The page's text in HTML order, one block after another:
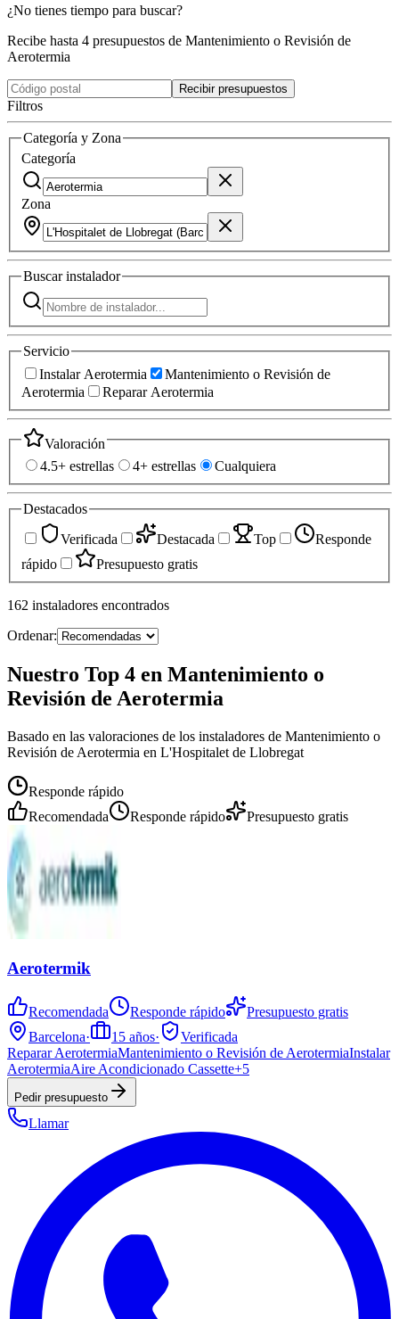
¿No tienes tiempo para buscar?
Recibe hasta 4 presupuestos de Mantenimiento o Revisión de
Aerotermia
Recibir presupuestos
Filtros
Categoría y Zona
Categoría
Zona
Buscarinstalador
Servicio
Instalar Aerotermia
Mantenimiento o Revisión de
Aerotermia
Reparar Aerotermia
Valoración
4.5+ estrellas
4+ estrellas Cualquiera
Destacados
Verificada
Destacada Top
Responde
rápido
Presupuesto gratis
162 instaladores encontrados
Ordenar:
Nuestro Top 4 en Mantenimiento o
Revisión de Aerotermia
Basado en las valoraciones de los instaladores de Mantenimiento o
Revisión de Aerotermia en L'Hospitalet de Llobregat
Responde rápido
Recomendada
Responde rápido Presupuesto gratis
Aerotermik
Recomendada Responde rápido
Presupuesto gratis
Barcelona· 15 años·
Verificada
Reparar AerotermiaMantenimiento o Revisión de AerotermiaInstalar
AerotermiaAire Acondicionado Cassette+5
Pedir presupuesto
Llamar